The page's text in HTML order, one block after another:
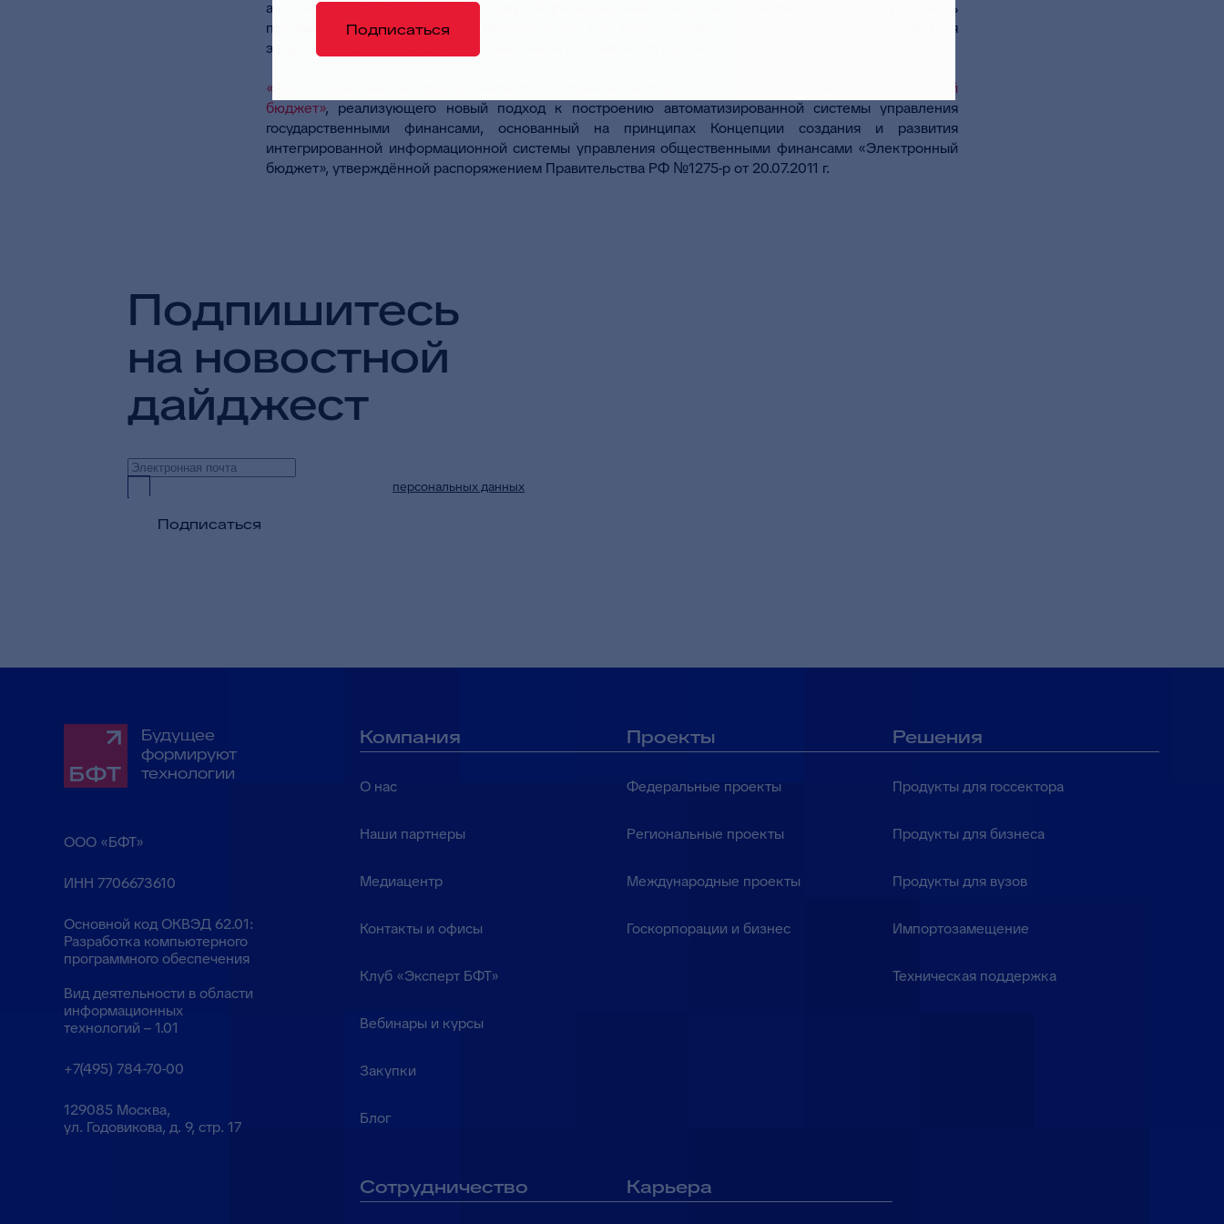
апробированное решение –систему «АЦК–Бюджетный контроль»
, позволяющую автоматизировать
полный цикл контрольной деятельности на всех уровнях власти, значительно повышая
эффективность взаимодействия участников ревизионного процесса.
«АЦК–Бюджетный контроль»
«Электронный
бюджет», реализующего новый подход к построению автоматизированной системы управления
государственными финансами, основанный на принципах Концепции создания и развития
интегрированной информационной системы управления общественными финансами «Электронный
бюджет», утверждённой распоряжением Правительства РФ №1275-р от 20.07.2011 г.
Подпишитесь
на новостной
дайджест
персональных данных
Подписаться
Будущее
формируют
технологии
ООО «БФТ»
ИНН 7706673610
Основной код ОКВЭД 62.01:
Разработка компьютерного
программного обеспечения
Вид деятельности в области
информационных
технологий – 1.01
+7(495) 784-70-00
129085 Москва,
ул. Годовикова, д. 9, стр. 17
Компания
О нас
Наши партнеры
Медиацентр
Контакты и офисы
Клуб «Эксперт БФТ»
Вебинары и курсы
Закупки
Блог
Проекты
Федеральные проекты
Региональные проекты
Международные проекты
Госкорпорации и бизнес
Решения
Продукты для госсектора
Продукты для бизнеса
Продукты для вузов
Импортозамещение
Техническая поддержка
Сотрудничество Карьера
Подписаться